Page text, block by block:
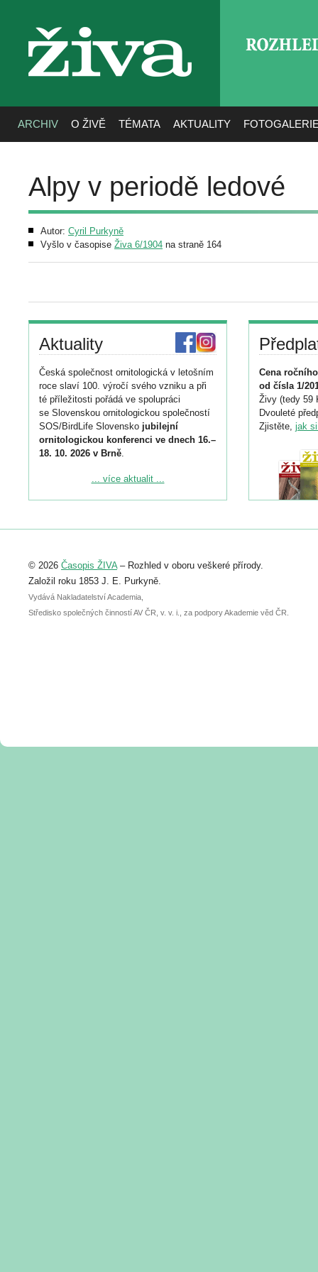
živa
ARCHIV O ŽIVĚ TÉMATA AKTUALITY
Alpy v periodě ledové
Autor: Cyril Purkyně
Vyšlo v časopise Živa 6/1904 na straně 164
Aktuality
Česká společnost ornitologická v letošním
roce slaví 100. výročí svého vzniku a při
té příležitosti pořádá ve spolupráci
se Slovenskou ornitologickou společností
SOS/BirdLife Slovensko jubilejní
ornitologickou konferenci ve dnech 16.–
18. 10. 2026 v Brně.
Podrobnější informace ke konferenci
Registrovat se můžete do 6. září.
abstraktu přihlášené přednášky nebo
posteru je už 30. června.
... více aktualit ...
Cena
od čísla 1/
Živy (tedy 59
Dvouleté
Zjistěte, jak
© 2026 Časopis ŽIVA– Rozhled v oboru veškeré přírody.
Založil roku 1853 J. E. Purkyně.
Vydává Nakladatelství Academia,
Středisko společných činností AV ČR, v. v. i., za podpory Akademie věd ČR.